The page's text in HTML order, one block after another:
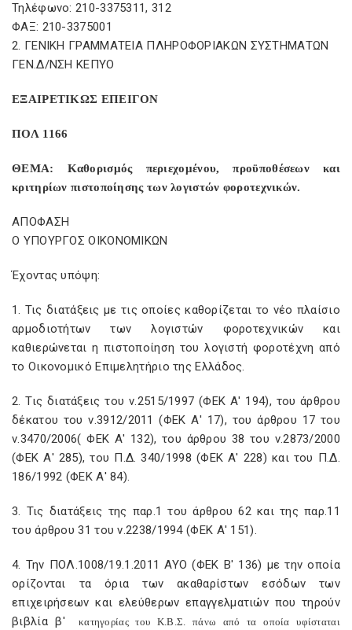
Τηλέφωνο: 210-3375311, 312
ΦΑΞ: 210-3375001
2. ΓΕΝΙΚΗ ΓΡΑΜΜΑΤΕΙΑ ΠΛΗΡΟΦΟΡΙΑΚΩΝ ΣΥΣΤΗΜΑΤΩΝ
ΓΕΝ.Δ/ΝΣΗ ΚΕΠΥΟ
ΕΞΑΙΡΕΤΙΚΩΣ ΕΠΕΙΓΟΝ
ΠΟΛ 1166
ΘΕΜΑ: Καθορισμός περιεχομένου, προϋποθέσεων και
κριτηρίων πιστοποίησης των λογιστών φοροτεχνικών.
ΑΠΟΦΑΣΗ
Ο ΥΠΟΥΡΓΟΣ ΟΙΚΟΝΟΜΙΚΩΝ
Έχοντας υπόψη:
1. Τις διατάξεις με τις οποίες καθορίζεται το νέο πλαίσιο
αρμοδιοτήτων των λογιστών φοροτεχνικών και
καθιερώνεται η πιστοποίηση του λογιστή φοροτέχνη από
το Οικονομικό Επιμελητήριο της Ελλάδος.
2. Τις διατάξεις του ν.2515/1997 (ΦΕΚ Α' 194), του άρθρου
δέκατου του ν.3912/2011 (ΦΕΚ Α' 17), του άρθρου 17 του
ν.3470/2006( ΦΕΚ Α' 132), του άρθρου 38 του ν.2873/2000
(ΦΕΚ Α' 285), του Π.Δ. 340/1998 (ΦΕΚ Α' 228) και του Π.Δ.
186/1992 (ΦΕΚ Α' 84).
3. Τις διατάξεις της παρ.1 του άρθρου 62 και της παρ.11
του άρθρου 31 του ν.2238/1994 (ΦΕΚ Α' 151).
4. Την ΠΟΛ.1008/19.1.2011 ΑΥΟ (ΦΕΚ Β' 136) με την οποία
ορίζονται τα όρια των ακαθαρίστων εσόδων των
επιχειρήσεων και ελεύθερων επαγγελματιών που τηρούν
βιβλία β'
κατηγορίας του Κ.Β.Σ. πάνω από τα οποία υφίσταται